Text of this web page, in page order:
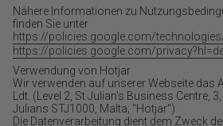
Nähere Informationen zu
finden Sie unter
https://policies.google.com/
https://policies.google.com/
Verwendung von Hotjar
Wir verwenden auf unserer Webseite das
Ldt. (Level 2, St Julian's Business Centre,
Julians STJ1000, Malta; "Hotjar").
Die Datenverarbeitung dient dem Zweck